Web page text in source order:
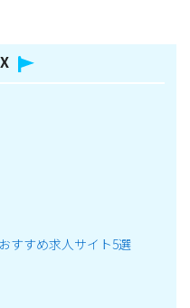
すすめ求人サイト5選